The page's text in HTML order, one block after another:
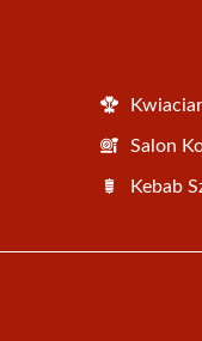
Salon
Kebab